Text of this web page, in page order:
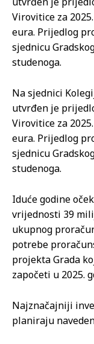
Virovitice za
eura. Prijedlog
sjednicu
studenoga.
Na sjednici
utvrđen je
Virovitice za
eura. Prijedlog
sjednicu
studenoga.
Iduće godine
vrijednosti 39
ukupnog
potrebe
projekta Grada
započeti u 2025.
Najznačajniji
planiraju